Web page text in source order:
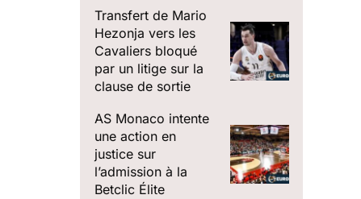
Transfert de Mario
Hezonja vers les
Cavaliers bloqué
par un litige sur la
clause de sortie
AS Monaco intente
une action en
justice sur
l’admission à la
Betclic Élite